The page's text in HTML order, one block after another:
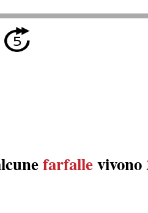
farfallevivono